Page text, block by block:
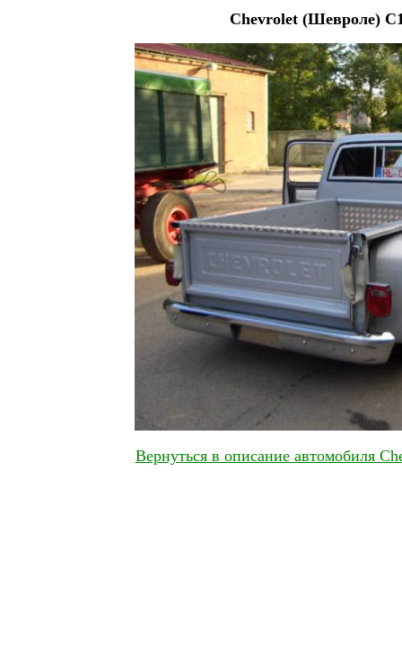
Chevrolet (Шевроле)
Вернуться в описание автомобиля